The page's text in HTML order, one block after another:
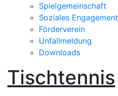
Spielgemeinschaft
Soziales Engagement
Förderverein
Unfallmeldung
Downloads
Tischtennis